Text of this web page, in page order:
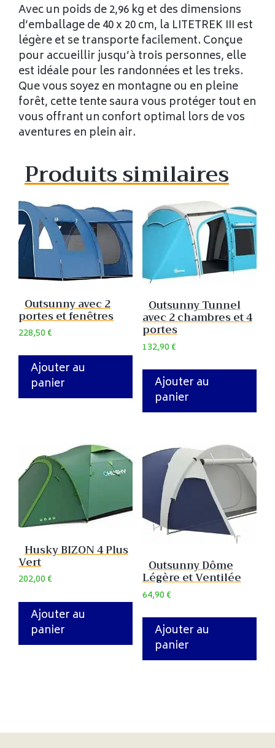
Avec un poids de 2,96 kg et des dimensions
d’emballage de 40 x 20 cm, la LITETREK III est
légère et se transporte facilement. Conçue
pour accueillir jusqu’à trois personnes, elle
est idéale pour les randonnées et les treks.
Que vous soyez en montagne ou en pleine
forêt, cette tente saura vous protéger tout en
vous offrant un confort optimal lors de vos
aventures en plein air.
Produits similaires
Outsunny avec 2
portes et fenêtres
228,50€
Ajouter au
panier
Outsunny Tunnel
avec 2 chambres et 4
portes
132,90€
Ajouter au
panier
Husky BIZON 4 Plus
Vert
202,00€
Ajouter au
panier
Outsunny Dôme
Légère et Ventilée
64,90€
Ajouter au
panier